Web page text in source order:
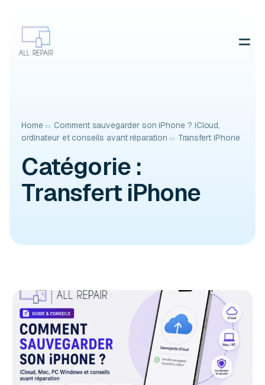
Home
Comment sauvegarder son iPhone ? iCloud,
ordinateur et conseils avant réparation
Transfert iPhone
Catégorie :
Transfert iPhone